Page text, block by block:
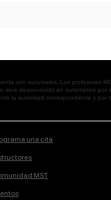
con sucursales. Los profesores
será desconocido en automático
la autoridad correspondiente y
una cita
MST